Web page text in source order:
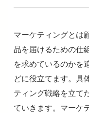
マーケティングとは
品を届けるための仕
を求めているのかを
どに役立てます。具
ティング戦略を立て
ていきます。マーケ